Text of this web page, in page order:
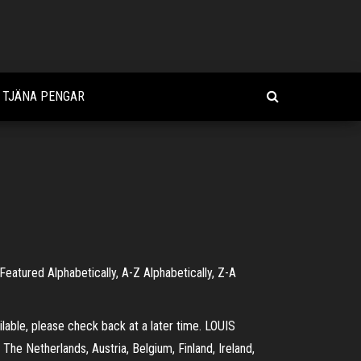
PENGAR
Alphabetically, A-Z Alphabetically, Z-A
please check back at a later time. LOUIS
Netherlands, Austria, Belgium, Finland, Ireland,